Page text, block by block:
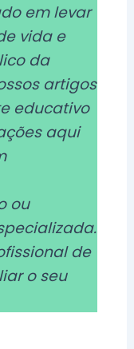
em levar
vida e
da
artigos
educativo
aqui
ou
de
o seu